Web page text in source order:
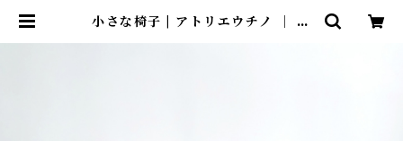
小さな椅子 | アトリエウチノ ｜ オ